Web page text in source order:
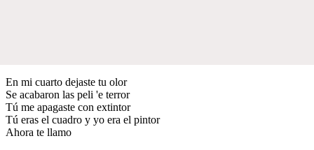
En mi cuarto dejaste tu olor
Se acabaron las peli 'e terror
Tú me apagaste con extintor
Tú eras el cuadro y yo era el pintor
Ahora te llamo